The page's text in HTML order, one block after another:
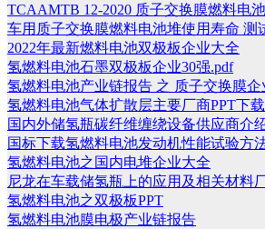
TCAAMTB 12-2020 质子交换膜燃料电
车用质子交换膜燃料电池堆使用寿命 测
2022年最新燃料电池双极板企业大全
氢燃料电池石墨双极板企业30强.pdf
氢燃料电池产业链报告 之 质子交换膜企
氢燃料电池气体扩散层主要厂商PPT下载
国内外储氢瓶碳纤维缠绕设备供应商介
国标下载氢燃料电池发动机性能试验方
氢燃料电池之国内电堆企业大全
尼龙在车载储氢瓶上的应用及相关材料
氢燃料电池之双极板PPT
氢燃料电池膜电极产业链报告